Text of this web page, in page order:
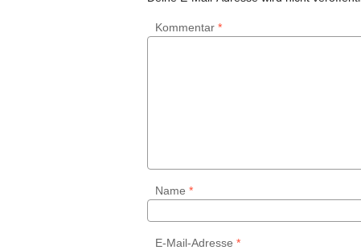
Kommentar *
Name *
E-Mail-Adresse *